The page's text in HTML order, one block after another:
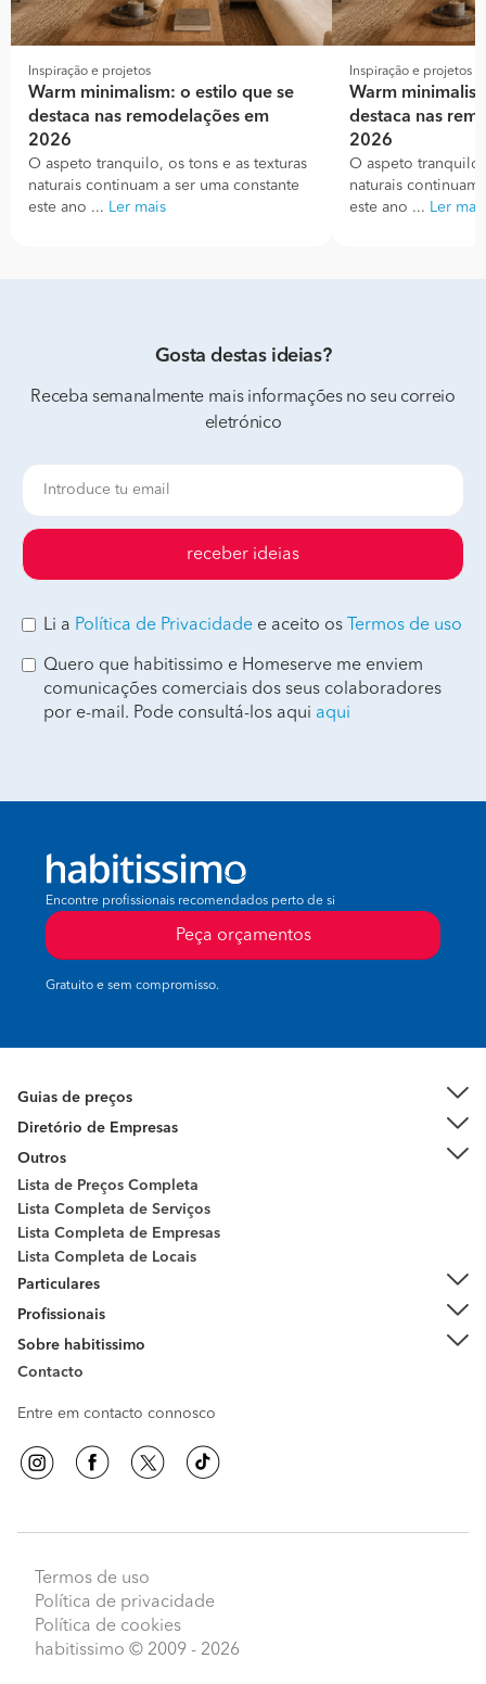
Inspiração e projetos
Warm minimalism: o estilo que se
destaca nas remodelações em
2026
O aspeto tranquilo, os tons e as texturas
naturais continuam a ser uma constante
este ano ... Ler mais
Inspiração e projetos
Warm
destaca nas
2026
O aspeto
naturais continuam
este ano ... Ler mais
Gosta destas ideias?
Receba semanalmente mais informações no seu correio
eletrónico
receber ideias
Li a Política de Privacidade e aceito os Termos de uso
Quero que habitissimo e Homeserve me enviem
comunicações comerciais dos seus colaboradores
por e-mail. Pode consultá-los aqui aqui
Encontre profissionais recomendados perto de si
Peça orçamentos
Gratuito e sem compromisso.
Guias de preços
Diretório de Empresas
Outros
Lista de Preços Completa
Lista Completa de Serviços
Lista Completa de Empresas
Lista Completa de Locais
Particulares
Profissionais
Sobre habitissimo
Contacto
Entre em contacto connosco
Termos de uso
Política de privacidade
Política de cookies
habitissimo © 2009 - 2026